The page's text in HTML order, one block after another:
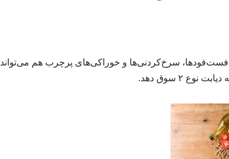
سرخ‌کردنی‌ها و خوراکی‌های پرچرب هم می‌تواند
نوع ۲ سوق دهد.